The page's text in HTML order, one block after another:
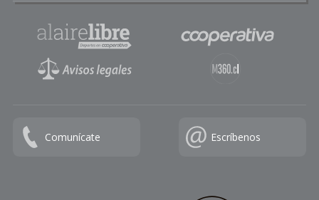
Comunícate Escríbenos